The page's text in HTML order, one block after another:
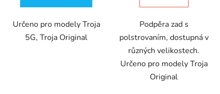
Určeno pro modely Troja
5G, Troja Original
Podpěra zad s
polstrovaním, dostupná v
různých velikostech.
Určeno pro modely Troja
Original